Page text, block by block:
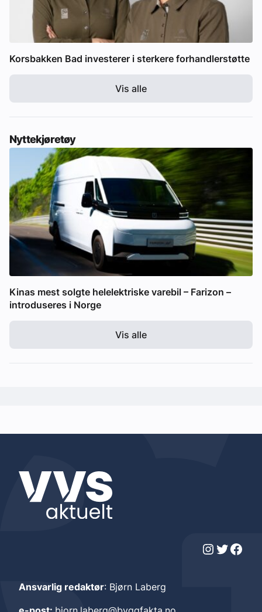
Korsbakken Bad investerer i sterkere forhandlerstøtte
Vis alle
Nyttekjøretøy
Kinas mest solgte helelektriske varebil – Farizon –
introduseres i Norge
Vis alle
Instagram Twitter Facebook
Ansvarlig redaktør: Bjørn Laberg